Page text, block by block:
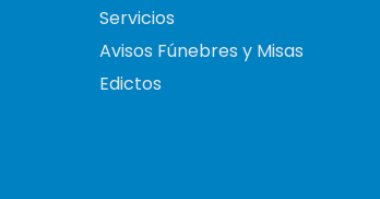
Servicios
Avisos Fúnebres y Misas
Edictos